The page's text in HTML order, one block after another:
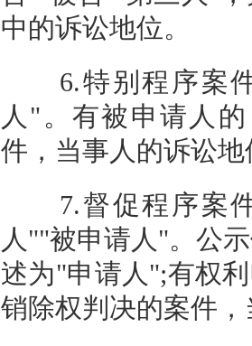
中的诉讼地位。
6.特别程序案件
人"。有被申请人
件，当事人的诉讼
7.督促程序案件
人""被申请人"。公
述为"申请人";有权
销除权判决的案件